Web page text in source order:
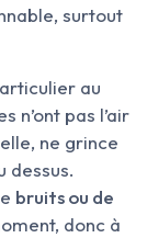
surtout
au
n’ont pas l’air
ne grince
dessus.
bruits ou de
donc à